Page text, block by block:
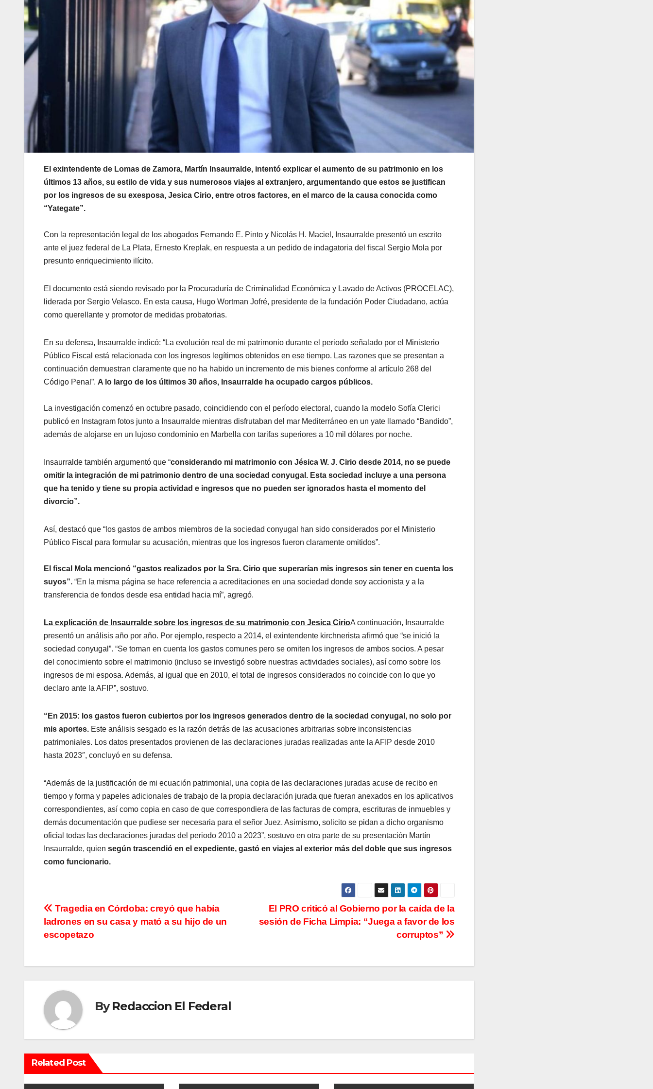
El exintendente de Lomas de Zamora, Martín Insaurralde, intentó explicar el aumento de su patrimonio en los
últimos 13 años, su estilo de vida y sus numerosos viajes al extranjero, argumentando que estos se justifican
por los ingresos de su exesposa, Jesica Cirio, entre otros factores, en el marco de la causa conocida como
“Yategate”.
Con la representación legal de los abogados Fernando E. Pinto y Nicolás H. Maciel, Insaurralde presentó un escrito
ante el juez federal de La Plata, Ernesto Kreplak, en respuesta a un pedido de indagatoria del fiscal Sergio Mola por
presunto enriquecimiento ilícito.
El documento está siendo revisado por la Procuraduría de Criminalidad Económica y Lavado de Activos (PROCELAC),
liderada por Sergio Velasco. En esta causa, Hugo Wortman Jofré, presidente de la fundación Poder Ciudadano, actúa
como querellante y promotor de medidas probatorias.
En su defensa, Insaurralde indicó: “La evolución real de mi patrimonio durante el periodo señalado por el Ministerio
Público Fiscal está relacionada con los ingresos legítimos obtenidos en ese tiempo. Las razones que se presentan a
continuación demuestran claramente que no ha habido un incremento de mis bienes conforme al artículo 268 del
Código Penal”. A lo largo de los últimos 30 años, Insaurralde ha ocupado cargos públicos.
La investigación comenzó en octubre pasado, coincidiendo con el período electoral, cuando la modelo Sofía Clerici
publicó en Instagram fotos junto a Insaurralde mientras disfrutaban del mar Mediterráneo en un yate llamado “Bandido”,
además de alojarse en un lujoso condominio en Marbella con tarifas superiores a 10 mil dólares por noche.
Insaurralde también argumentó que “considerando mi matrimonio con Jésica W. J. Cirio desde 2014, no se puede
omitir la integración de mi patrimonio dentro de una sociedad conyugal. Esta sociedad incluye a una persona
que ha tenido y tiene su propia actividad e ingresos que no pueden ser ignorados hasta el momento del
divorcio”.
Así, destacó que “los gastos de ambos miembros de la sociedad conyugal han sido considerados por el Ministerio
Público Fiscal para formular su acusación, mientras que los ingresos fueron claramente omitidos”.
El fiscal Mola mencionó “gastos realizados por la Sra. Cirio que superarían mis ingresos sin tener en cuenta los
suyos”. “En la misma página se hace referencia a acreditaciones en una sociedad donde soy accionista y a la
transferencia de fondos desde esa entidad hacia mí”, agregó.
La explicación de Insaurralde sobre los ingresos de su matrimonio con Jesica CirioA continuación, Insaurralde
presentó un análisis año por año. Por ejemplo, respecto a 2014, el exintendente kirchnerista afirmó que “se inició la
sociedad conyugal”. “Se toman en cuenta los gastos comunes pero se omiten los ingresos de ambos socios. A pesar
del conocimiento sobre el matrimonio (incluso se investigó sobre nuestras actividades sociales), así como sobre los
ingresos de mi esposa. Además, al igual que en 2010, el total de ingresos considerados no coincide con lo que yo
declaro ante la AFIP”, sostuvo.
“En 2015: los gastos fueron cubiertos por los ingresos generados dentro de la sociedad conyugal, no solo por
mis aportes. Este análisis sesgado es la razón detrás de las acusaciones arbitrarias sobre inconsistencias
patrimoniales. Los datos presentados provienen de las declaraciones juradas realizadas ante la AFIP desde 2010
hasta 2023″, concluyó en su defensa.
“Además de la justificación de mi ecuación patrimonial, una copia de las declaraciones juradas acuse de recibo en
tiempo y forma y papeles adicionales de trabajo de la propia declaración jurada que fueran anexados en los aplicativos
correspondientes, así como copia en caso de que correspondiera de las facturas de compra, escrituras de inmuebles y
demás documentación que pudiese ser necesaria para el señor Juez. Asimismo, solicito se pidan a dicho organismo
oficial todas las declaraciones juradas del periodo 2010 a 2023”, sostuvo en otra parte de su presentación Martín
Insaurralde, quien según trascendió en el expediente, gastó en viajes al exterior más del doble que sus ingresos
como funcionario.
N
a
e
g
a
c
i
ó
El PRO criticó al Gobierno por la caída de la
sesión de Ficha Limpia: “Juega a favor de los
corruptos”
Tragedia en Córdoba: creyó que había
ladrones en su casa y mató a su hijo de un
escopetazo
ByRedaccion El Federal
Related Post